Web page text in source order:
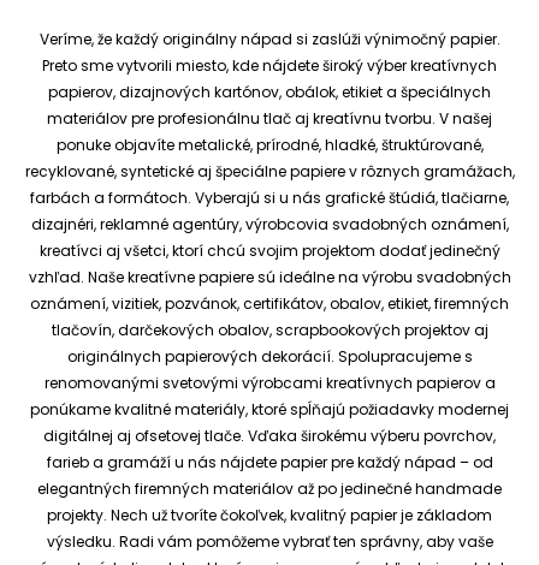
Veríme, že každý originálny nápad si zaslúži výnimočný papier.
Preto sme vytvorili miesto, kde nájdete široký výber kreatívnych
papierov, dizajnových kartónov, obálok, etikiet a špeciálnych
materiálov pre profesionálnu tlač aj kreatívnu tvorbu. V našej
ponuke objavíte metalické, prírodné, hladké, štruktúrované,
recyklované, syntetické aj špeciálne papiere v rôznych gramážach,
farbách a formátoch. Vyberajú si u nás grafické štúdiá, tlačiarne,
dizajnéri, reklamné agentúry, výrobcovia svadobných oznámení,
kreatívci aj všetci, ktorí chcú svojim projektom dodať jedinečný
vzhľad. Naše kreatívne papiere sú ideálne na výrobu svadobných
oznámení, vizitiek, pozvánok, certifikátov, obalov, etikiet, firemných
tlačovín, darčekových obalov, scrapbookových projektov aj
originálnych papierových dekorácií. Spolupracujeme s
renomovanými svetovými výrobcami kreatívnych papierov a
ponúkame kvalitné materiály, ktoré spĺňajú požiadavky modernej
digitálnej aj ofsetovej tlače. Vďaka širokému výberu povrchov,
farieb a gramáží u nás nájdete papier pre každý nápad – od
elegantných firemných materiálov až po jedinečné handmade
projekty. Nech už tvoríte čokoľvek, kvalitný papier je základom
výsledku. Radi vám pomôžeme vybrať ten správny, aby vaše